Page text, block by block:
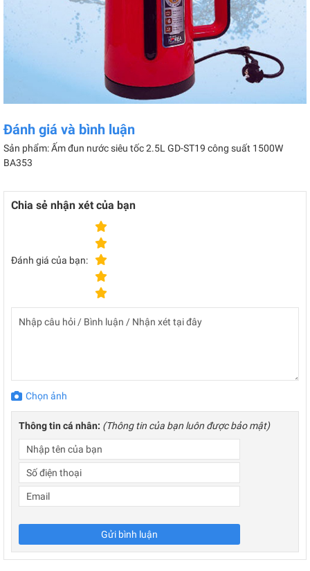
Đánh giá và bình luận
Sản phẩm: Ấm đun nước siêu tốc 2.5L GD-ST19 công suất 1500W
BA353
Chia sẻ nhận xét của bạn
Đánh giá của bạn:
Chọn ảnh
Thông tin cá nhân: (Thông tin của bạn luôn được bảo mật)
Gửi bình luận